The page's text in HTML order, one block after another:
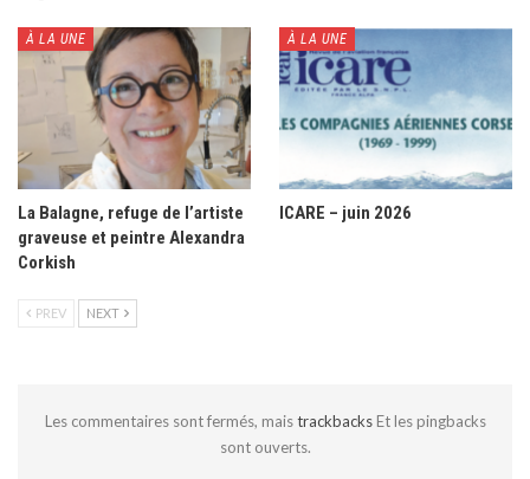
À LA UNE
La Balagne, refuge de l’artiste
graveuse et peintre Alexandra
Corkish
À LA UNE
ICARE – juin 2026
PREV NEXT
Les commentaires sont fermés, maistrackbacks Et les pingbacks
sont ouverts.